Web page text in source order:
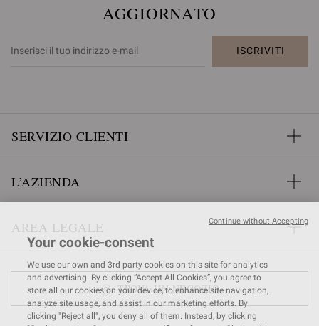
AGGIORNATO
ISCRIVITI
SERVIZIO CLIENTI
L’AZIENDA
AREA LEGALE
TROVA UN NEGOZIO
Your cookie-consent
We use our own and 3rd party cookies on this site for analytics
and advertising. By clicking “Accept All Cookies”, you agree to
store all our cookies on your device, to enhance site navigation,
analyze site usage, and assist in our marketing efforts. By
clicking "Reject all", you deny all of them. Instead, by clicking
Continue without Accepting